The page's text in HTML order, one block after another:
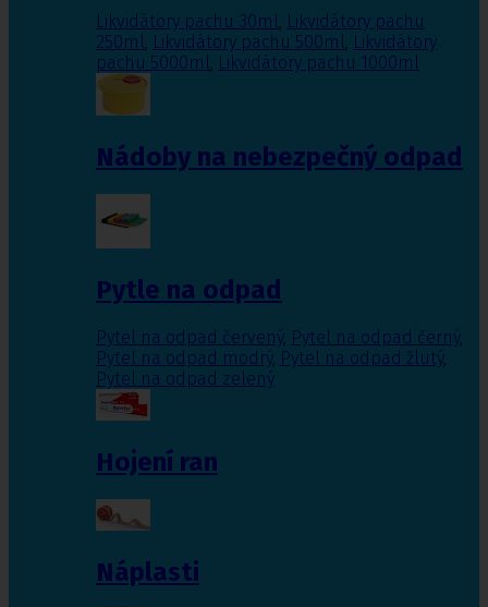
Likvidátory pachu 30ml, Likvidátory pachu
250ml, Likvidátory pachu 500ml, Likvidátory
pachu 5000ml, Likvidátory pachu 1000ml
Nádoby na nebezpečný odpad
Pytle na odpad
Pytel na odpad červený, Pytel na odpad černý,
Pytel na odpad modrý, Pytel na odpad žlutý,
Pytel na odpad zelený
Hojení ran
Náplasti